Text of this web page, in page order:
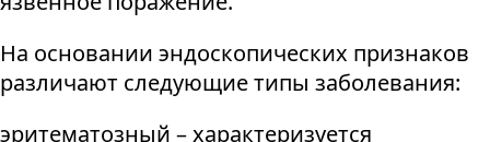
На основании эндоскопических признаков
различают следующие типы заболевания:
эритематозный – характеризуется